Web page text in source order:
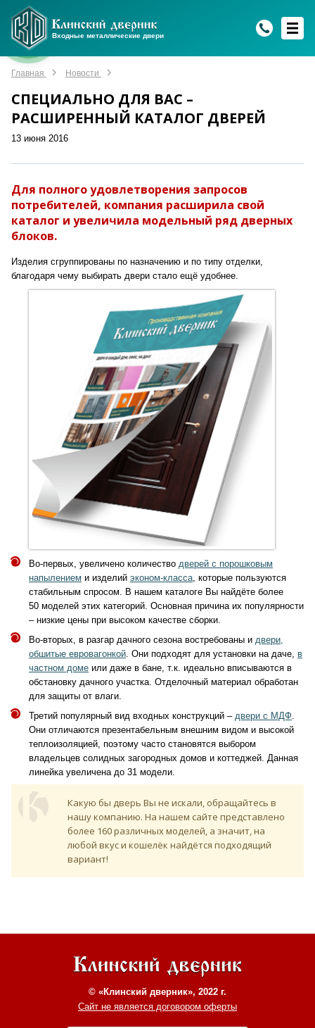
Входные металлические двери
Главная Новости
СПЕЦИАЛЬНО ДЛЯ ВАС –
РАСШИРЕННЫЙ КАТАЛОГ ДВЕРЕЙ
13 июня 2016
Для полного удовлетворения запросов
потребителей, компания расширила свой
каталог и увеличила модельный ряд дверных
блоков.
Изделия сгруппированы по назначению и по типу отделки,
благодаря чему выбирать двери стало ещё удобнее.
Во-первых, увеличено количество дверей с порошковым
напылением и изделий эконом-класса , которые пользуются
стабильным спросом. В нашем каталоге Вы найдёте более
50 моделей этих категорий. Основная причина их популярности
– низкие цены при высоком качестве сборки.
Во-вторых, в разгар дачного сезона востребованы и двери,
обшитые евровагонкой . Они подходят для установки на даче, в
частном доме или даже в бане, т.к. идеально вписываются в
обстановку дачного участка. Отделочный материал обработан
для защиты от влаги.
Третий популярный вид входных конструкций – двери с МДФ
Они отличаются презентабельным внешним видом и высокой
теплоизоляцией, поэтому часто становятся выбором
владельцев солидных загородных домов и коттеджей. Данная
линейка увеличена до 31 модели.
Какую бы дверь Вы не искали, обращайтесь в
нашу компанию. На нашем сайте представлено
более 160 различных моделей, а значит, на
любой вкус и кошелёк найдётся подходящий
вариант!
© «Клинский дверник», 2022 г.
Сайт не является договором оферты
Max
Мы онлайн!
WhatsApp
Мы онлайн!
Telegram
Мы онлайн!
Max
Мы онлайн!
WhatsApp
Мы онлайн!